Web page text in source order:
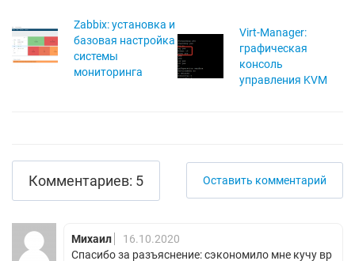
Zabbix: установка и
базовая настройка
системы
мониторинга
Virt-Manager:
графическая
консоль
управления KVM
Комментариев: 5 Оставить комментарий
Михаил
16.10.2020
Спасибо за разъяснение: сэкономило мне кучу вр